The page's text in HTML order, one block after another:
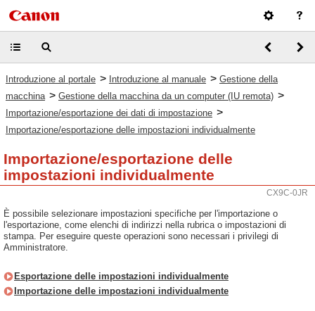
Introduzione al portale > Introduzione al manuale > Gestione della
macchina > Gestione della macchina da un computer (IU remota) >
Importazione/esportazione dei dati di impostazione >
Importazione/esportazione delle impostazioni individualmente
Importazione/esportazione delle
impostazioni individualmente
CX9C-0JR
È possibile selezionare impostazioni specifiche per l'importazione o
l'esportazione, come elenchi di indirizzi nella rubrica o impostazioni di
stampa. Per eseguire queste operazioni sono necessari i privilegi di
Amministratore.
Esportazione delle impostazioni individualmente
Importazione delle impostazioni individualmente